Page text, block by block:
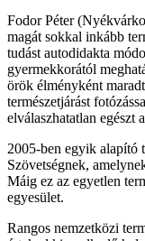
Fodor Péter
magát sokkal inkább
tudást autodidakta
gyermekkorától
örök élményként
természetjárást
elválaszhatatlan egészt
2005-ben egyik alapító
Szövetségnek,
Máig ez az egyetlen
egyesület.
Rangos nemzetközi